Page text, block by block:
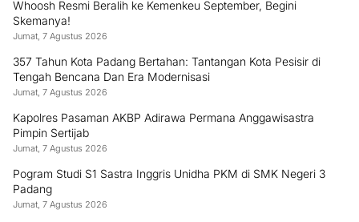
Whoosh Resmi Beralih ke Kemenkeu September, Begini
Skemanya!
Jumat, 7 Agustus 2026
357 Tahun Kota Padang Bertahan: Tantangan Kota Pesisir di
Tengah Bencana Dan Era Modernisasi
Jumat, 7 Agustus 2026
Kapolres Pasaman AKBP Adirawa Permana Anggawisastra
Pimpin Sertijab
Jumat, 7 Agustus 2026
Pogram Studi S1 Sastra Inggris Unidha PKM di SMK Negeri 3
Padang
Jumat, 7 Agustus 2026